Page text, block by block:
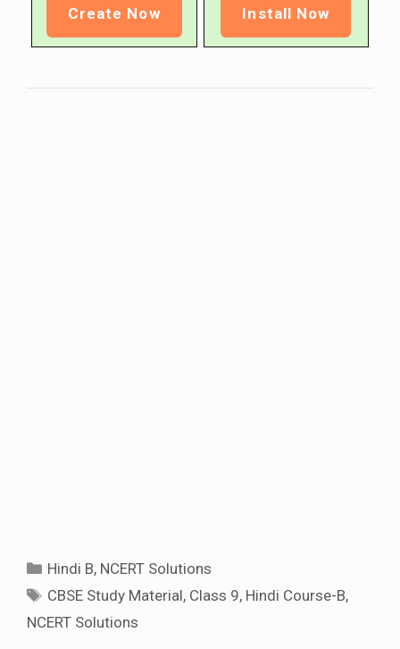
Create Now Install Now
Categories
Hindi B, NCERT Solutions
Tags
CBSE Study Material, Class 9, Hindi Course-B,
NCERT Solutions